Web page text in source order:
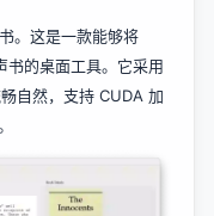
。这是一款能够将
书的桌面工具。它采用
自然，支持 CUDA 加